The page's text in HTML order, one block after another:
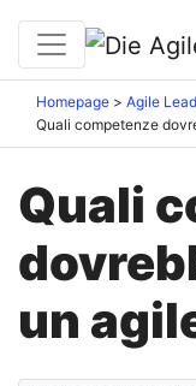
Homepage Agile
Quali
un